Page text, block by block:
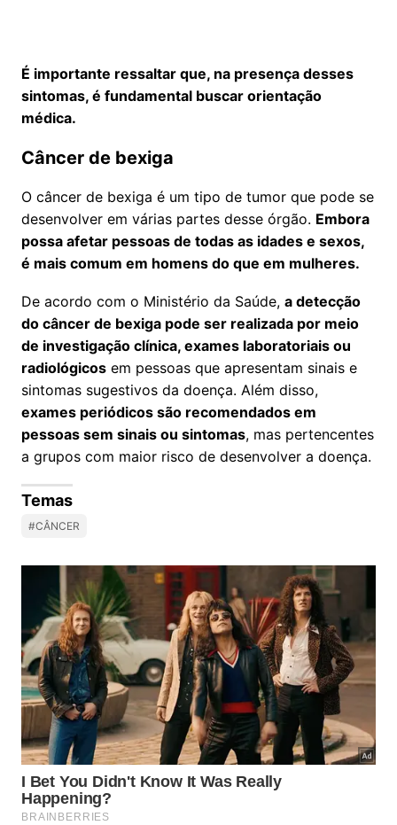
É importante ressaltar que, na presença desses
sintomas, é fundamental buscar orientação
médica.
Câncer de bexiga
O câncer de bexiga é um tipo de tumor que pode se
desenvolver em várias partes desse órgão. Embora
possa afetar pessoas de todas as idades e sexos,
é mais comum em homens do que em mulheres.
De acordo com o Ministério da Saúde, a detecção
do câncer de bexiga pode ser realizada por meio
de investigação clínica, exames laboratoriais ou
radiológicos em pessoas que apresentam sinais e
sintomas sugestivos da doença. Além disso,
exames periódicos são recomendados em
pessoas sem sinais ou sintomas, mas pertencentes
a grupos com maior risco de desenvolver a doença.
Temas
#CÂNCER